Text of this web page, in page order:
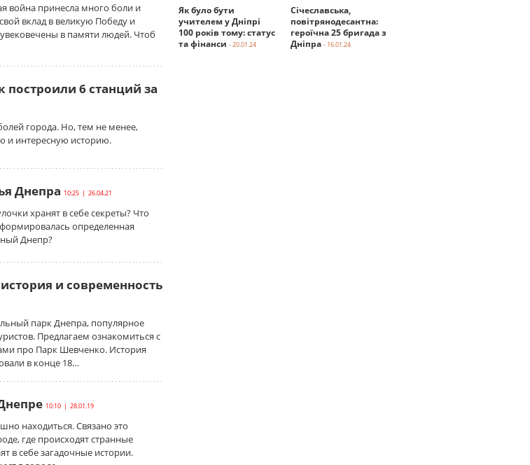
война принесла много боли и
вклад в великую Победу и
в памяти людей. Чтоб
6 станций за
города. Но, тем не менее,
и интересную историю.
Днепра 10:25 | 26.04.21
хранят в себе секреты? Что
определенная
Днепр?
и современность
парк Днепра, популярное
Предлагаем ознакомиться с
про Парк Шевченко. История
в конце 18…
10:10 | 28.01.19
находиться. Связано это
где происходят странные
в себе загадочные истории.
Як було бути
учителем у Дніпрі
100 років тому: статус
та фінанси - 20.01.24
Січеславська,
повітрянодесантна:
героїчна 25 бригада з
Дніпра - 16.01.24